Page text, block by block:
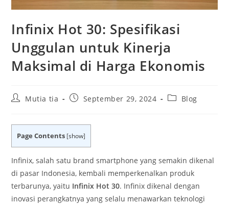
Infinix Hot 30: Spesifikasi
Unggulan untuk Kinerja
Maksimal di Harga Ekonomis
PostMutia tia
PostSeptember 29, 2024
PostBlog
Page Contents [show]
Infinix, salah satu brand smartphone yang semakin dikenal
di pasar Indonesia, kembali memperkenalkan produk
terbarunya, yaitu Infinix Hot 30. Infinix dikenal dengan
inovasi perangkatnya yang selalu menawarkan teknologi